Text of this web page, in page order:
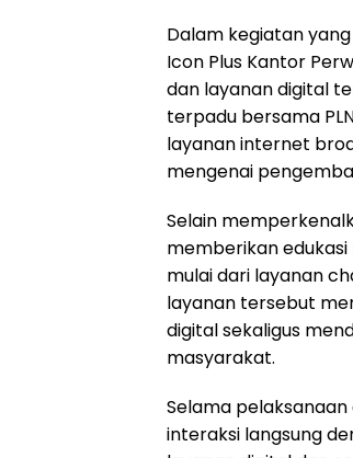
Dalam kegiatan yang
Icon Plus Kantor
dan layanan digital
terpadu bersama
layanan internet
mengenai
Selain
memberikan
mulai dari layanan
layanan tersebut
digital sekaligus
masyarakat.
Selama pelaksanaan
interaksi langsung